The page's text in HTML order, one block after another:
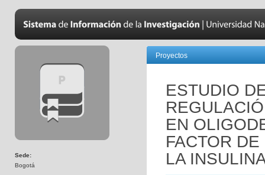
Sede:
Bogotá
Proyectos
ESTUDIO
EN
FACTOR
LA